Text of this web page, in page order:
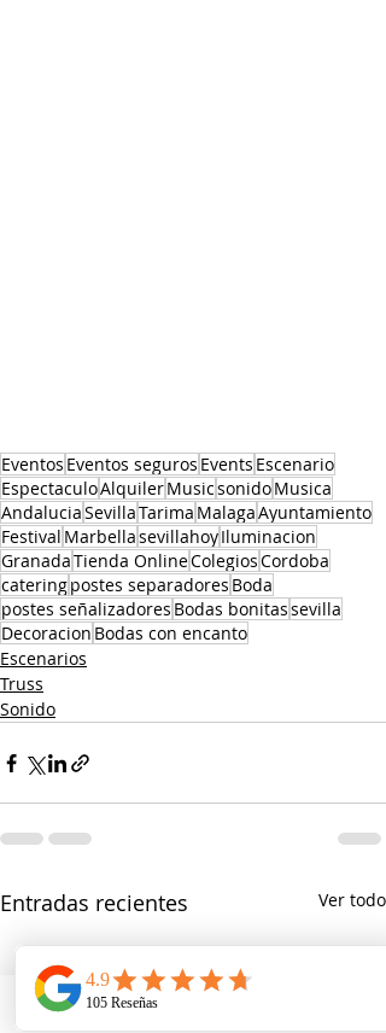
Eventos Eventos seguros Events Escenario
EspectaculoAlquilerMusicsonidoMusica
AndaluciaSevillaTarima MalagaAyuntamiento
Festival MarbellasevillahoyIluminacion
GranadaTienda OnlineColegiosCordoba
cateringpostes separadores Boda
postes señalizadores Bodas bonitassevilla
Decoracion Bodas con encanto
Escenarios
Truss
Sonido
Entradas recientes Ver todo